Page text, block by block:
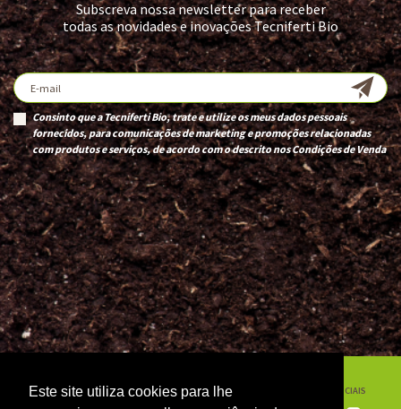
Este site utiliza cookies para lhe
Subscreva nossa newsletter para receber
todas as novidades e inovações Tecniferti Bio
Consinto que a Tecniferti Bio, trate e utilize os meus dados pessoais
fornecidos, para comunicações de marketing e promoções relacionadas
com produtos e serviços, de acordo com o descrito nosCondições de Venda
EMPRESA
NOTÍCIAS
DICAS
REDES SOCIAIS